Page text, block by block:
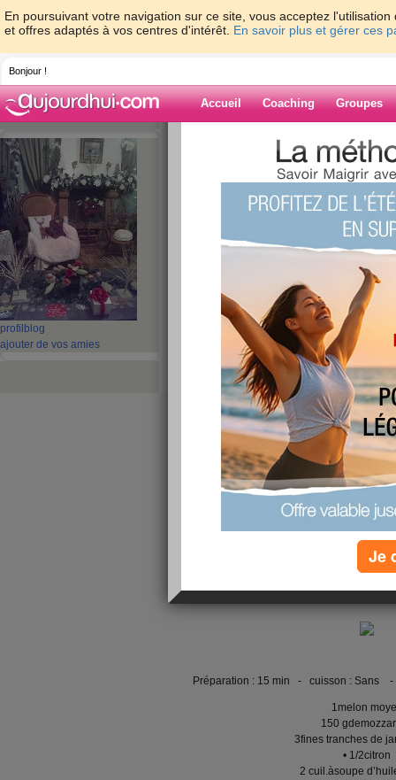
En poursuivant votre navigation sur ce site, vous acceptez
et offres adaptés à vos centres d'intérêt. En savoir plus et gérer ces
Bonjour !
Accueil Coaching Groupes
profil blog
ajouter de vos amies
>
Blog de lierre
21 - 30 31 - 40 41 - 50
51 -
111 - 120 121 - 130 131 - 136 »
‹ Préc. 51 53 54 55
Verrines
mozzarella,
publié le 19/06/2012 à 17:42
RECETTE
italiennes,
Préparation : 15 min - cuisson : Sans
1melon
150
3fines tranches de
• 1/2citron
2 cuil.àsoupe
Je